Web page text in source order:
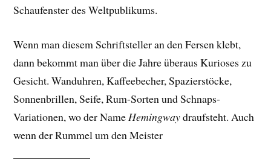
Schaufenster des Weltpublikums.
Wenn man diesem Schriftsteller an den Fersen klebt,
dann bekommt man über die Jahre überaus Kurioses zu
Gesicht. Wanduhren, Kaffeebecher, Spazierstöcke,
Sonnenbrillen, Seife, Rum-Sorten und Schnaps-
Variationen, wo der NameHemingwaydraufsteht. Auch
wenn der Rummel um den Meister